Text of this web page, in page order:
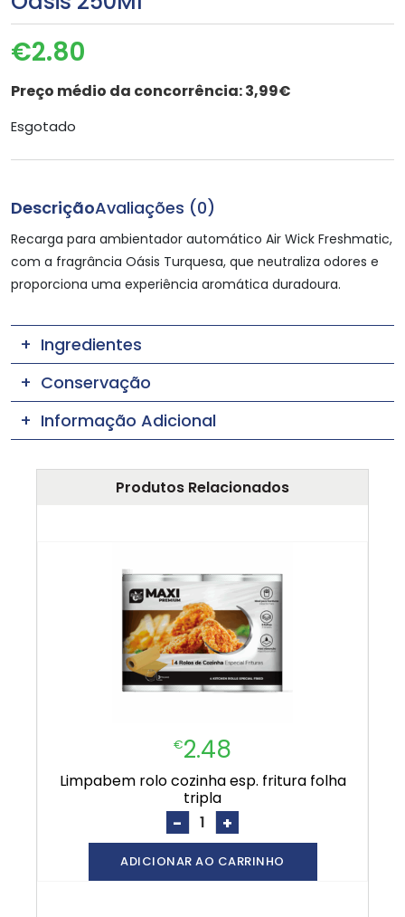
€2.80
Preço médio da concorrência:3,99€
Esgotado
DescriçãoAvaliações (0)
Recarga para ambientador automático Air Wick Freshmatic,
com a fragrância Oásis Turquesa, que neutraliza odores e
proporciona uma experiência aromática duradoura.
Ingredientes
Conservação
Informação Adicional
Produtos Relacionados
€2.48
limpabem rolo cozinha esp. fritura folha
tripla
- +
ADICIONAR AO CARRINHO